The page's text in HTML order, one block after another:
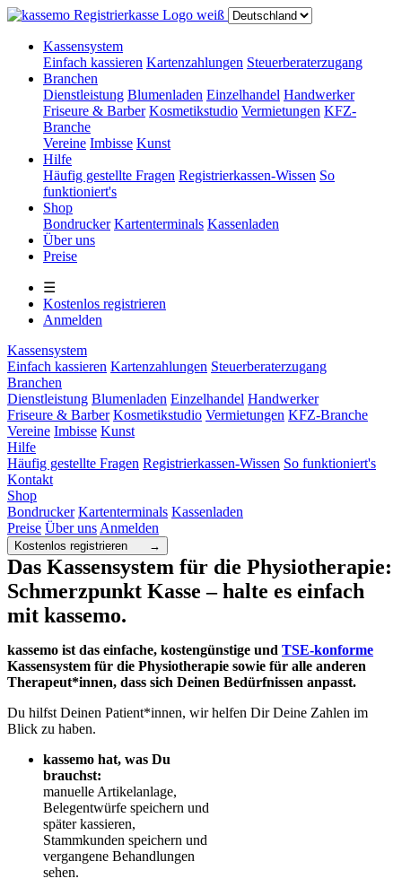
Kassensystem
Einfach kassieren Kartenzahlungen Steuerberaterzugang
Branchen
Dienstleistung Blumenladen Einzelhandel Handwerker
Friseure & Barber Kosmetikstudio Vermietungen KFZ-
Branche
Vereine Imbisse Kunst
Hilfe
Häufig gestellte Fragen Registrierkassen-Wissen So
funktioniert's
Shop
Bondrucker Kartenterminals Kassenladen
Über uns
Preise
☰
Kostenlos registrieren
Anmelden
Kassensystem
Einfach kassieren Kartenzahlungen Steuerberaterzugang
Branchen
Dienstleistung Blumenladen Einzelhandel Handwerker
Friseure & Barber Kosmetikstudio Vermietungen KFZ-Branche
Vereine Imbisse Kunst
Hilfe
Häufig gestellte Fragen Registrierkassen-Wissen So funktioniert's
Kontakt
Shop
Bondrucker Kartenterminals Kassenladen
Preise Über uns Anmelden
Kostenlos registrieren →
Das Kassensystem für die Physiotherapie:
Schmerzpunkt Kasse – halte es einfach
mit kassemo.
kassemo ist das einfache, kostengünstige und TSE-konforme
Kassensystem für die Physiotherapie sowie für alle anderen
Therapeut*innen, dass sich Deinen Bedürfnissen anpasst.
Du hilfst Deinen Patient*innen, wir helfen Dir Deine Zahlen im
Blick zu haben.
kassemo hat, was Du
brauchst:
manuelle Artikelanlage,
Belegentwürfe speichern und
später kassieren,
Stammkunden speichern und
vergangene Behandlungen
sehen.